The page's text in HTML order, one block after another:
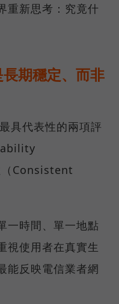
重新思考：究竟什
期穩定、而非
具代表性的兩項評
Consistent
一時間、單一地點
視使用者在真實生
能反映電信業者網